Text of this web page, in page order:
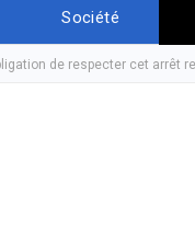
Société
de respecter cet arrêt